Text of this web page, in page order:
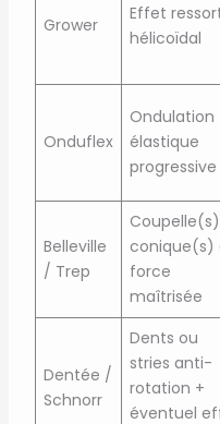
Grower
Effet
hélicoïdal
Onduflex
Ondulation
élastique
progressive
Belleville
/ Trep
Coupelle(s)
conique(s)
force
maîtrisée
Dentée /
Schnorr
Dents ou
stries anti-
rotation +
éventuel